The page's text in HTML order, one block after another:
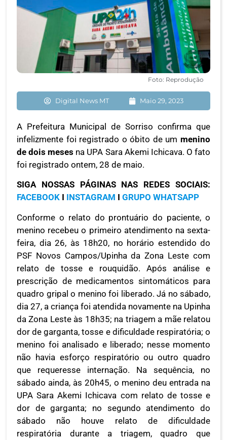
Foto: Reprodução
Digital News MT Maio 29, 2023
A Prefeitura Municipal de Sorriso confirma que
infelizmente foi registrado o óbito de um menino
de dois meses na UPA Sara Akemi Ichicava. O fato
foi registrado ontem, 28 de maio.
SIGA NOSSAS PÁGINAS NAS REDES SOCIAIS:
FACEBOOK I INSTAGRAM I GRUPO WHATSAPP
Conforme o relato do prontuário do paciente, o
menino recebeu o primeiro atendimento na sexta-
feira, dia 26, às 18h20, no horário estendido do
PSF Novos Campos/Upinha da Zona Leste com
relato de tosse e rouquidão. Após análise e
prescrição de medicamentos sintomáticos para
quadro gripal o menino foi liberado. Já no sábado,
dia 27, a criança foi atendida novamente na Upinha
da Zona Leste às 18h35; na triagem a mãe relatou
dor de garganta, tosse e dificuldade respiratória; o
menino foi analisado e liberado; nesse momento
não havia esforço respiratório ou outro quadro
que requeresse internação. Na sequência, no
sábado ainda, às 20h45, o menino deu entrada na
UPA Sara Akemi Ichicava com relato de tosse e
dor de garganta; no segundo atendimento do
sábado não houve relato de dificuldade
respiratória durante a triagem, quadro que